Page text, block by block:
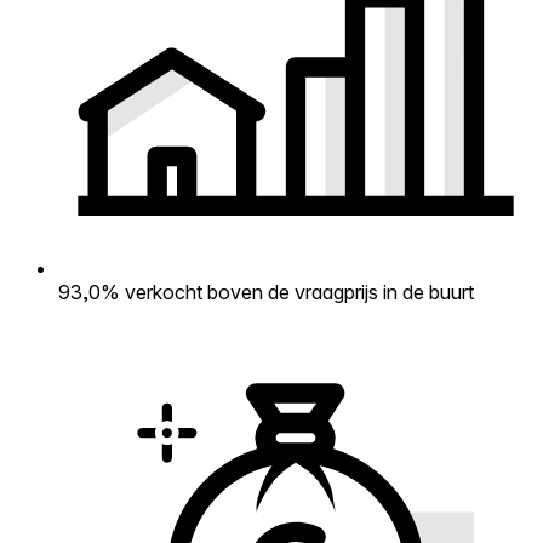
93,0% verkocht boven de vraagprijs in de buurt